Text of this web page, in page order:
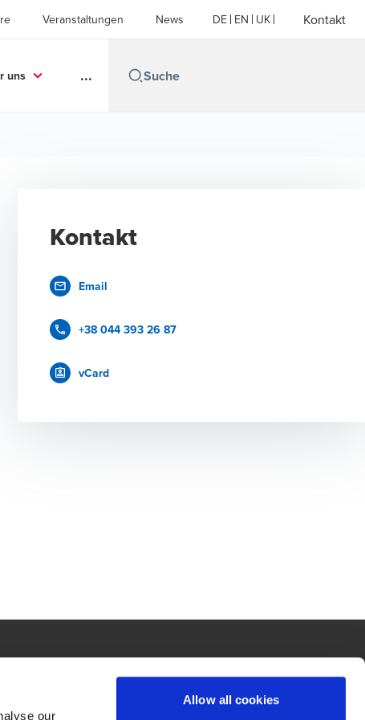
our
Allow all cookies
Veranstaltungen News DE EN UK Kontakt
uns ...
Kontakt
Email
+38 044 393 26 87
vCard
die Besten zu sein.